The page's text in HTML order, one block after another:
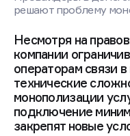
Провайдеры в доме:
Несмотря на
компании
операторам связи в
технические
монополизации
подключение